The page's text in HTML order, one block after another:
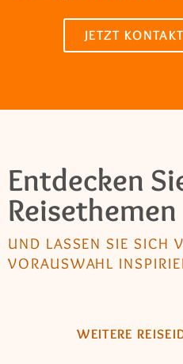
JETZT
Entdecken
Reisethemen
UND LASSEN SIE SICH
VORAUSWAHL
WEITERE